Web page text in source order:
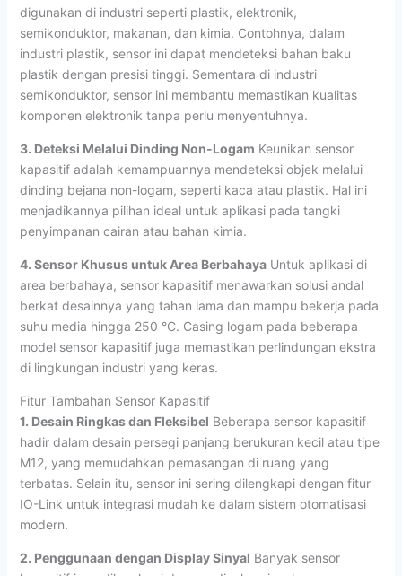
digunakan di industri seperti plastik, elektronik,
semikonduktor, makanan, dan kimia. Contohnya, dalam
industri plastik, sensor ini dapat mendeteksi bahan baku
plastik dengan presisi tinggi. Sementara di industri
semikonduktor, sensor ini membantu memastikan kualitas
komponen elektronik tanpa perlu menyentuhnya.
3. Deteksi Melalui Dinding Non-Logam Keunikan sensor
kapasitif adalah kemampuannya mendeteksi objek melalui
dinding bejana non-logam, seperti kaca atau plastik. Hal ini
menjadikannya pilihan ideal untuk aplikasi pada tangki
penyimpanan cairan atau bahan kimia.
4. Sensor Khusus untuk Area BerbahayaUntuk aplikasi di
area berbahaya, sensor kapasitif menawarkan solusi andal
berkat desainnya yang tahan lama dan mampu bekerja pada
suhu media hingga 250 °C. Casing logam pada beberapa
model sensor kapasitif juga memastikan perlindungan ekstra
di lingkungan industri yang keras.
Fitur Tambahan Sensor Kapasitif
1. Desain Ringkas dan Fleksibel Beberapa sensor kapasitif
hadir dalam desain persegi panjang berukuran kecil atau tipe
M12, yang memudahkan pemasangan di ruang yang
terbatas. Selain itu, sensor ini sering dilengkapi dengan fitur
IO-Link untuk integrasi mudah ke dalam sistem otomatisasi
modern.
2. Penggunaan dengan Display Sinyal Banyak sensor